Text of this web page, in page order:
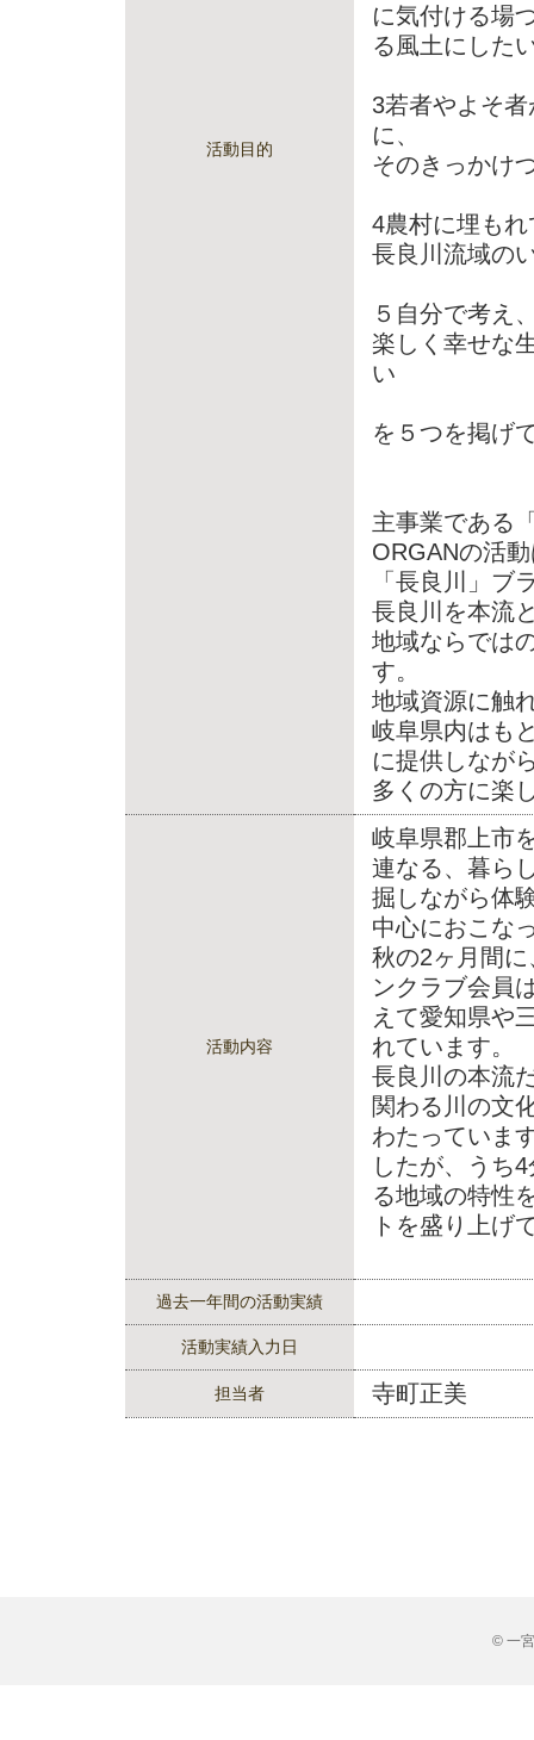
活動目的
に気付ける場
る風土にした
3若者やよそ
に、
そのきっかけ
4農村に埋も
長良川流域の
５自分で考え
楽しく幸せな
い
を５つを掲げ
主事業である
ORGANの活
「長良川」ブ
長良川を本流
地域ならでは
す。
地域資源に触
岐阜県内はも
に提供しなが
多くの方に楽
活動内容
岐阜県郡上市
連なる、暮ら
掘しながら体
中心におこな
秋の2ヶ月間
ンクラブ会員
えて愛知県や
れています。
長良川の本流
関わる川の文
わたっていま
したが、うち
る地域の特性
トを盛り上げ
過去一年間の活動実績
活動実績入力日
担当者 寺町正美
© 一